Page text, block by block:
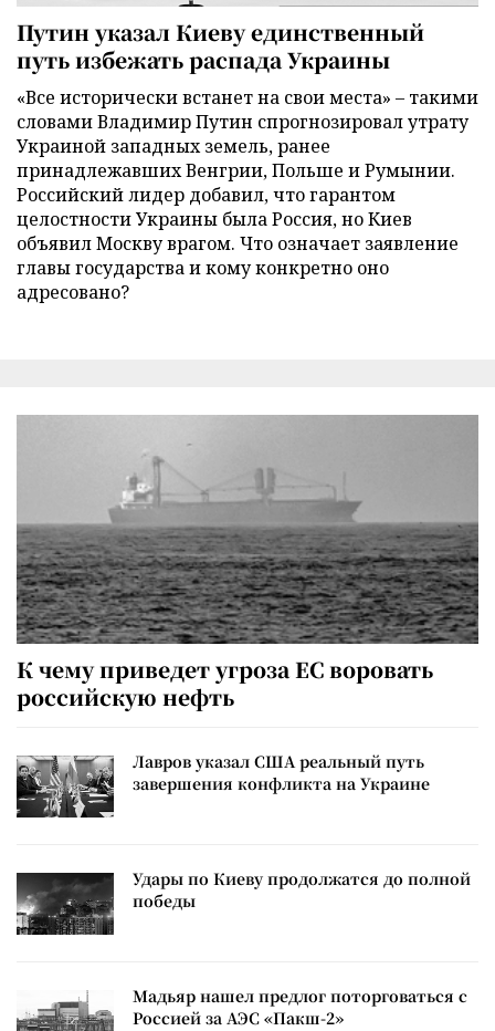
Путин указал Киеву единственный
путь избежать распада Украины
«Все исторически встанет на свои места» – такими
словами Владимир Путин спрогнозировал утрату
Украиной западных земель, ранее
принадлежавших Венгрии, Польше и Румынии.
Российский лидер добавил, что гарантом
целостности Украины была Россия, но Киев
объявил Москву врагом. Что означает заявление
главы государства и кому конкретно оно
адресовано?
К чему приведет угроза ЕС воровать
российскую нефть
Лавров указал США реальный путь
завершения конфликта на Украине
Удары по Киеву продолжатся до полной
победы
Мадьяр нашел предлог поторговаться с
Россией за АЭС «Пакш-2»